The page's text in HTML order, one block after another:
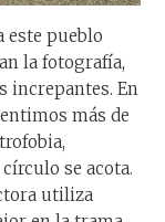
este pueblo
la fotografía,
increpantes. En
más de
se acota.
utiliza